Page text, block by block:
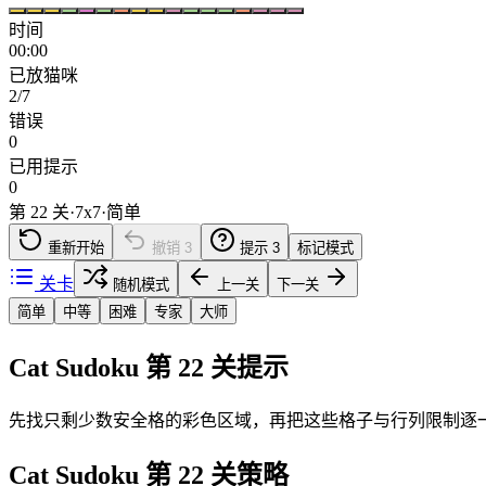
时间
00:00
已放猫咪
2/7
错误
0
已用提示
0
第 22 关·7x7·简单
重新开始 撤销 3 提示 3 标记模式
关卡 随机模式 上一关
下一关
简单
中等 困难 专家 大师
Cat Sudoku 第 22 关提示
先找只剩少数安全格的彩色区域，再把这些格子与行列限制逐
Cat Sudoku 第 22 关策略